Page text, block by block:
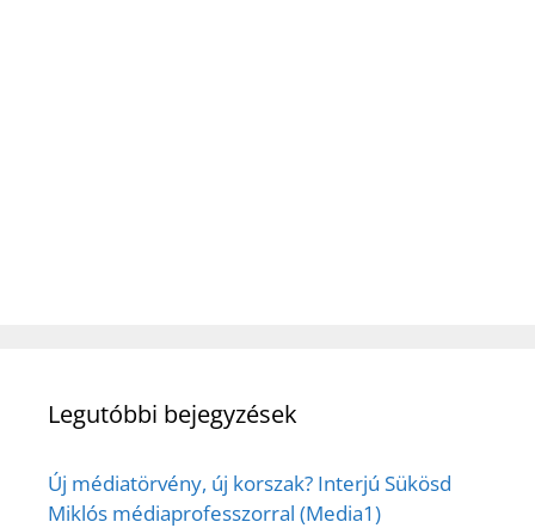
Legutóbbi bejegyzések
Új médiatörvény, új korszak? Interjú Sükösd
Miklós médiaprofesszorral (Media1)